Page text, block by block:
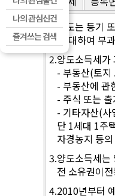
나의 관심신건
즐겨쓰는 검색
1.양도는 등기
에 대하여
2.양도소득세가
- 부동산(토지
- 부동산에 관
- 주식 또는
- 기타자산(사
단 1세대 1주
자경농지 등
3.양도소득세는
전 소유권이
4.2010년부터